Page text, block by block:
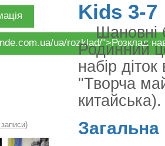
ua/rozklad/">Розклад
записи)
Kids 3-7
Шановні
Родинний
набір
"Творча
китайська).
Загальна